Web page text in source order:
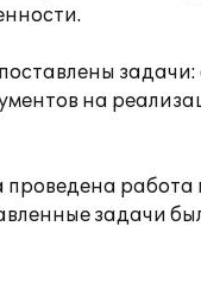
задачи:
на
проведена
задачи